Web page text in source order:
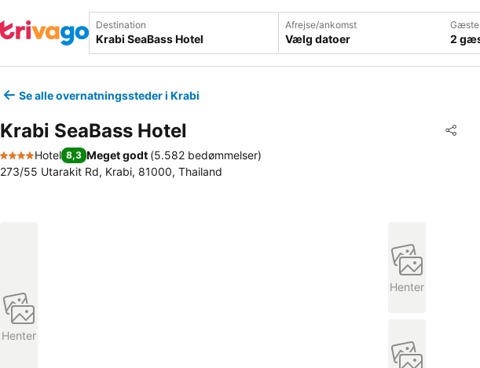
Destination Afrejse/ankomst
Vælg datoer 2
Se alle overnatningssteder i Krabi
Krabi SeaBass Hotel Del
4 Stjerner
Hotel 8,3 Meget godt (5.582 bedømmelser)
273/55 Utarakit Rd, Krabi, 81000, Thailand
Henter
Henter